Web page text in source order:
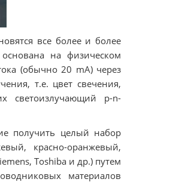
все более и более
на физическом
(обычно 20 mA) через
т.е. цвет свечения,
светоизлучающий p-n-
получить целый набор
красно-оранжевый,
Toshiba и др.) путем
материалов